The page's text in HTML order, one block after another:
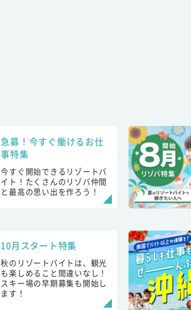
急募！今すぐ働けるお仕
事特集
今すぐ開始できるリゾートバ
イト！たくさんのリゾバ仲間
と最高の思い出を作ろう！
10月スタート特集
秋のリゾートバイトは、観光
も楽しめること間違いなし！
スキー場の早期募集も開始し
ます！